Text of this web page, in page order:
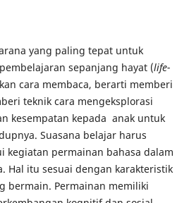
yang paling tepat untuk
sepanjang hayat (life-
cara membaca, berarti memberi
teknik cara mengeksplorasi
kesempatan kepada anak untuk
Suasana belajar harus
kegiatan permainan bahasa dalam
Hal itu sesuai dengan karakteristik
bermain. Permainan memiliki